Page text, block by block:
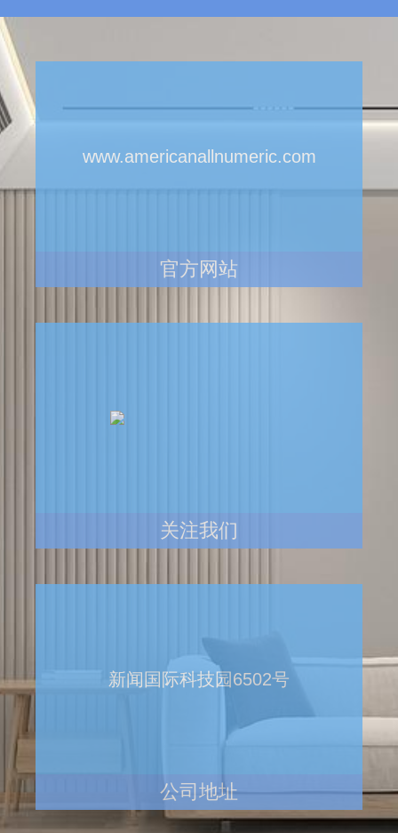
www.americanallnumeric.com
官方网站
关注我们
新闻国际科技园6502号
公司地址